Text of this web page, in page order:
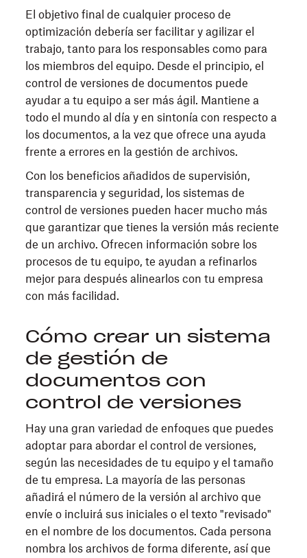
El objetivo final de cualquier proceso de
optimización debería ser facilitar y agilizar el
trabajo, tanto para los responsables como para
los miembros del equipo. Desde el principio, el
control de versiones de documentos puede
ayudar a tu equipo a ser más ágil. Mantiene a
todo el mundo al día y en sintonía con respecto a
los documentos, a la vez que ofrece una ayuda
frente a errores en la gestión de archivos.
Con los beneficios añadidos de supervisión,
transparencia y seguridad, los sistemas de
control de versiones pueden hacer mucho más
que garantizar que tienes la versión más reciente
de un archivo. Ofrecen información sobre los
procesos de tu equipo, te ayudan a refinarlos
mejor para después alinearlos con tu empresa
con más facilidad.
Cómo crear un sistema
de gestión de
documentos con
control de versiones
Hay una gran variedad de enfoques que puedes
adoptar para abordar el control de versiones,
según las necesidades de tu equipo y el tamaño
de tu empresa. La mayoría de las personas
añadirá el número de la versión al archivo que
envíe o incluirá sus iniciales o el texto "revisado"
en el nombre de los documentos. Cada persona
nombra los archivos de forma diferente, así que